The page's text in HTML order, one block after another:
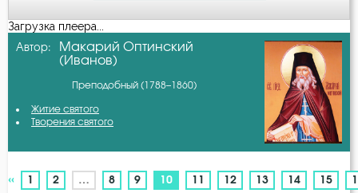
Беседа
Бесы
Благодарность
Благодать
А-я
Авва Дорофей
Авва Исайя (Скитский)
Авва Феона
Авва Филимон
Загрузка плеера...
Автор:
Макарий Оптинский
(Иванов)
Преподобный (1788–1860)
Житие святого
Творения святого
« 1 2 … 8 9 10(current)
11 12 13 14 15